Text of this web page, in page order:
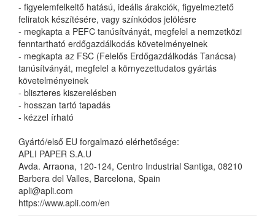
- figyelemfelkeltő hatású, ideális árakciók, figyelmeztető
feliratok készítésére, vagy színkódos jelölésre
- megkapta a PEFC tanúsítványát, megfelel a nemzetközi
fenntartható erdőgazdálkodás követelményeinek
- megkapta az FSC (Felelős Erdőgazdálkodás Tanácsa)
tanúsítványát, megfelel a környezettudatos gyártás
követelményeinek
- bliszteres kiszerelésben
- hosszan tartó tapadás
- kézzel írható
Gyártó/első EU forgalmazó elérhetősége:
APLI PAPER S.A.U
Avda. Arraona, 120-124, Centro Industrial Santiga, 08210
Barbera del Valles, Barcelona, Spain
apli@apli.com
https://www.apli.com/en